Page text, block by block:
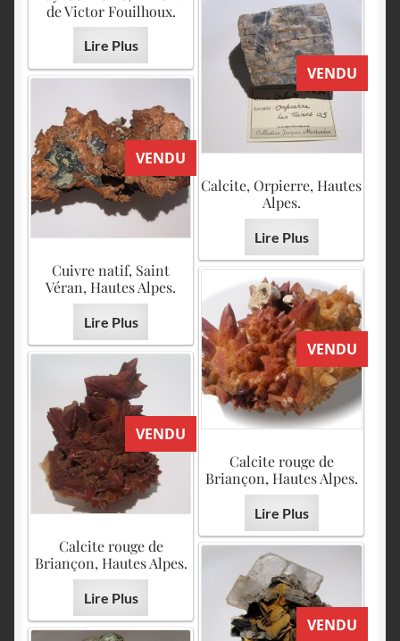
de Victor Fouilhoux.
Lire Plus
VENDU
Calcite, Orpierre, Hautes
Alpes.
Lire Plus
VENDU
Cuivre natif, Saint
Véran, Hautes Alpes.
Lire Plus
VENDU
Calcite rouge de
Briançon, Hautes Alpes.
Lire Plus
VENDU
Calcite rouge de
Briançon, Hautes Alpes.
Lire Plus
VENDU